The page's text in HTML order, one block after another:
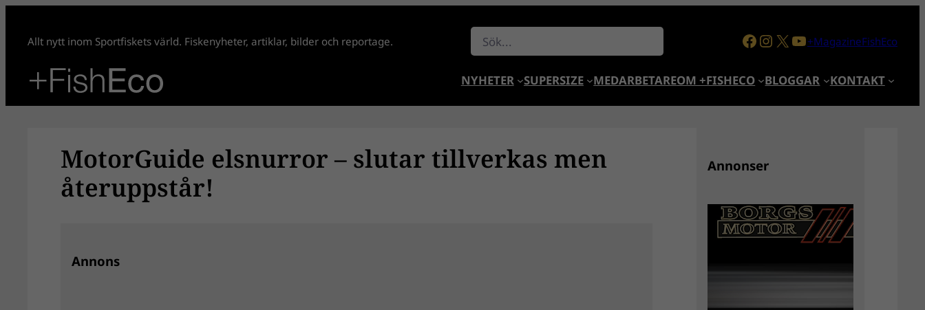
innehåll
Allt nytt inom Sportfiskets värld. Fiskenyheter, artiklar, bilder och reportage. Sök Facebook
Instagram
X YouTube
+MagazineFishEco
NYHETER SUPERSIZE MEDARBETAREOM +FISHECO BLOGGAR KONTAKT
MotorGuide elsnurror – slutar tillverkas men
återuppstår!
Annons
Annonser